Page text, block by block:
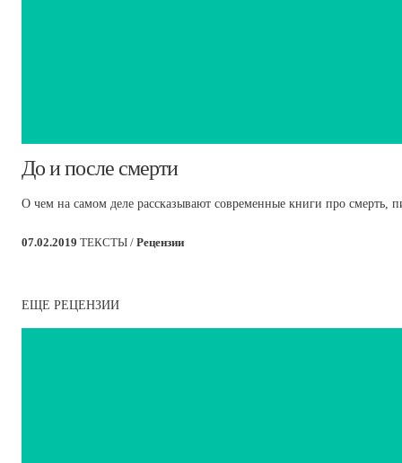
​До и после смерти
О чем на самом деле рассказывают современные книги про смерть,
07.02.2019 ТЕКСТЫ / Рецензии
ЕЩЕ РЕЦЕНЗИИ